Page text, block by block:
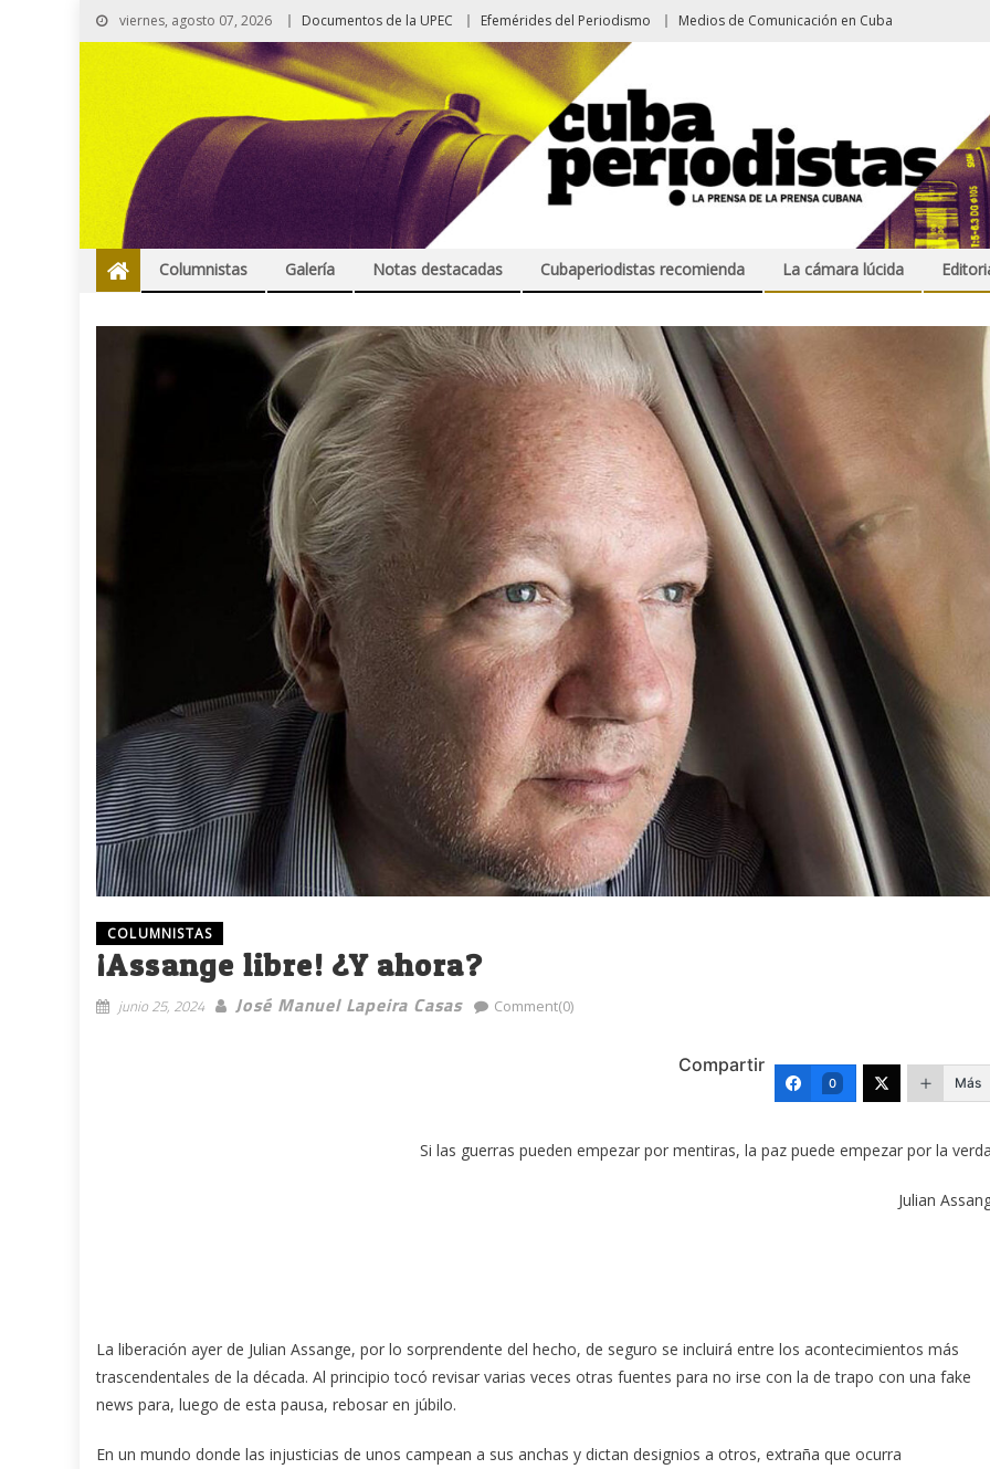
viernes, agosto 07, 2026 Documentos de la UPEC Efemérides del Periodismo Medios de Comunicación en Cuba
Columnistas Galería Notas destacadas Cubaperiodistas recomienda La cámara lúcida
COLUMNISTAS
¡Assange libre! ¿Y ahora?
junio 25, 2024 José Manuel Lapeira Casas Comment(0)
Compartir
0 Más
Si las guerras pueden empezar por mentiras, la paz puede empezar por la
Julian
La liberación ayer de Julian Assange, por lo sorprendente del hecho, de seguro se incluirá entre los acontecimientos más
trascendentales de la década. Al principio tocó revisar varias veces otras fuentes para no irse con la de trapo con una fake
news para, luego de esta pausa, rebosar en júbilo.
En un mundo donde las injusticias de unos campean a sus anchas y dictan designios a otros, extraña que ocurra